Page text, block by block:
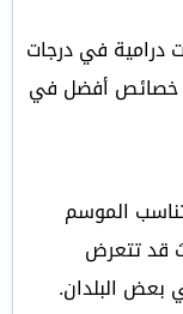
درامية في درجات
خصائص أفضل في
تناسب الموسم
قد تتعرض
بعض البلدان.